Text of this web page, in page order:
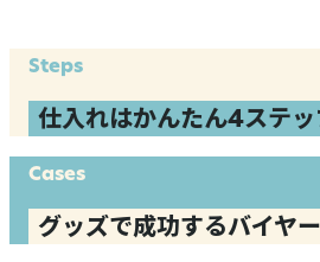
Steps
仕入れはかんたん4ステ
Cases
グッズで成功するバイヤ